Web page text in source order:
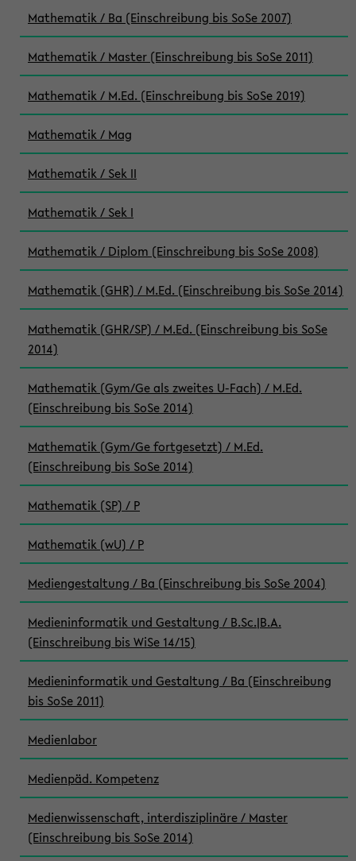
Mathematik / Ba (Einschreibung bis SoSe 2007)
Mathematik / Master (Einschreibung bis SoSe 2011)
Mathematik / M.Ed. (Einschreibung bis SoSe 2019)
Mathematik / Mag
Mathematik / Sek II
Mathematik / Sek I
Mathematik / Diplom (Einschreibung bis SoSe 2008)
Mathematik (GHR) / M.Ed. (Einschreibung bis SoSe 2014)
Mathematik (GHR/SP) / M.Ed. (Einschreibung bis SoSe
2014)
Mathematik (Gym/Ge als zweites U-Fach) / M.Ed.
(Einschreibung bis SoSe 2014)
Mathematik (Gym/Ge fortgesetzt) / M.Ed.
(Einschreibung bis SoSe 2014)
Mathematik (SP) / P
Mathematik (wU) / P
Mediengestaltung / Ba (Einschreibung bis SoSe 2004)
Medieninformatik und Gestaltung / B.Sc.|B.A.
(Einschreibung bis WiSe 14/15)
Medieninformatik und Gestaltung / Ba (Einschreibung
bis SoSe 2011)
Medienlabor
Medienpäd. Kompetenz
Medienwissenschaft, interdisziplinäre / Master
(Einschreibung bis SoSe 2014)